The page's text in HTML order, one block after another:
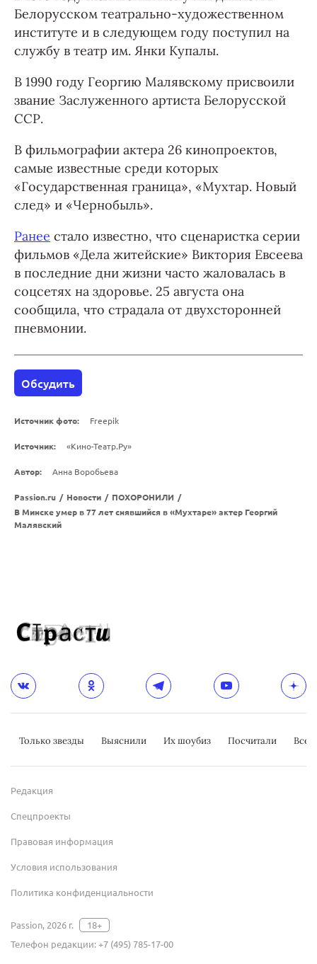
Белорусском театрально-художественном
институте и в следующем году поступил на
службу в театр им. Янки Купалы.
В 1990 году Георгию Малявскому присвоили
звание Заслуженного артиста Белорусской
ССР.
В фильмографии актера 26 кинопроектов,
самые известные среди которых
«Государственная граница», «Мухтар. Новый
след» и «Чернобыль».
Ранее стало известно, что сценаристка серии
фильмов «Дела житейские» Виктория Евсеева
в последние дни жизни часто жаловалась в
соцсетях на здоровье. 25 августа она
сообщила, что страдала от двухсторонней
пневмонии.
Обсудить
Источник фото: Freepik
Источник: «Кино-Театр.Ру»
Автор: Анна Воробьева
Passion.ru / Новости / ПОХОРОНИЛИ /
В Минске умер в 77 лет снявшийся в «Мухтаре» актер Георгий
Малявский
Только звезды Выяснили Их шоубиз Посчитали
Редакция
Спецпроекты
Правовая информация
Условия использования
Политика конфиденциальности
Passion, 2026 г.
18+
Телефон редакции:+7 (495) 785-17-00